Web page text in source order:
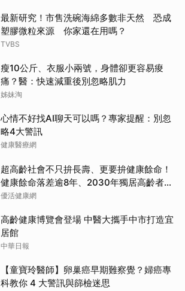
最新研究！市售洗碗海綿多數非天然 恐成
塑膠微粒來源 你家還在用嗎？
TVBS
瘦10公斤、衣服小兩號，身體卻更容易痠
痛？醫：快速減重後別忽略肌力
姊妹淘
心情不好找AI聊天可以嗎？專家提醒：別忽
略4大警訊
健康醫療網
超高齡社會不只拚長壽、更要拚健康餘命！
健康餘命落差逾8年、2030年獨居高齡者估
破百萬戶
優活健康網
高齡健康博覽會登場 中醫大攜手中市打造宜
居館
中華日報
【童寶玲醫師】卵巢癌早期難察覺？婦癌專
科教你 4 大警訊與篩檢迷思